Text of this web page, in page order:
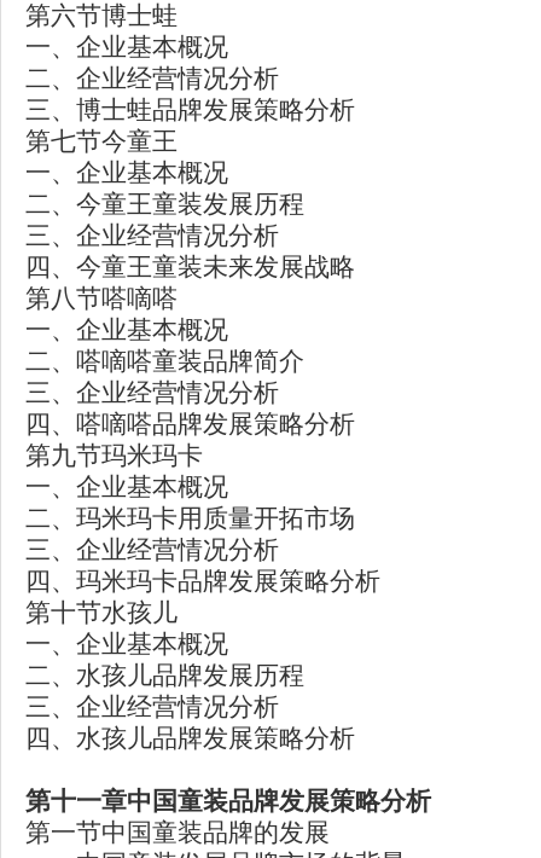
第六节博士蛙
一、企业基本概况
二、企业经营情况分析
三、博士蛙品牌发展策略分析
第七节今童王
一、企业基本概况
二、今童王童装发展历程
三、企业经营情况分析
四、今童王童装未来发展战略
第八节嗒嘀嗒
一、企业基本概况
二、嗒嘀嗒童装品牌简介
三、企业经营情况分析
四、嗒嘀嗒品牌发展策略分析
第九节玛米玛卡
一、企业基本概况
二、玛米玛卡用质量开拓市场
三、企业经营情况分析
四、玛米玛卡品牌发展策略分析
第十节水孩儿
一、企业基本概况
二、水孩儿品牌发展历程
三、企业经营情况分析
四、水孩儿品牌发展策略分析
第十一章中国童装品牌发展策略分析
第一节中国童装品牌的发展